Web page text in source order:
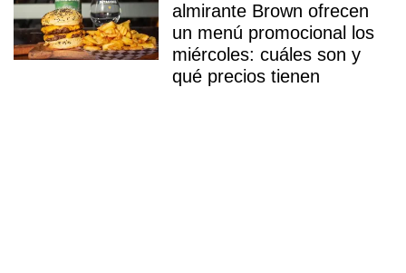
almirante Brown ofrecen
un menú promocional los
miércoles: cuáles son y
qué precios tienen